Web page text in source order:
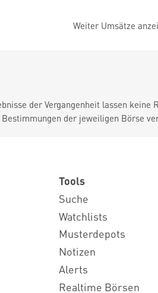
Weiter Umsätze
der Vergangenheit lassen
der jeweiligen Börse
Tools
Suche
Watchlists
Musterdepots
Notizen
Alerts
Realtime Börsen